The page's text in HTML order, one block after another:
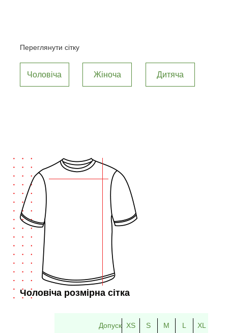
Переглянути сітку
Чоловіча Жіноча Дитяча
Чоловіча розмірна сітка
Допуск XS S M L XL